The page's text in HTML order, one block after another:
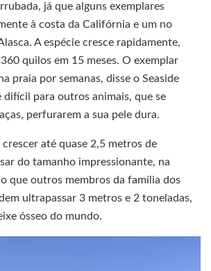
já que alguns exemplares
à costa da Califórnia e um no
A espécie cresce rapidamente,
quilos em 15 meses. O exemplar
praia por semanas, disse o Seaside
difícil para outros animais, que se
perfurarem a sua pele dura.
crescer até quase 2,5 metros de
do tamanho impressionante, na
que outros membros da família dos
ultrapassar 3 metros e 2 toneladas,
ósseo do mundo.